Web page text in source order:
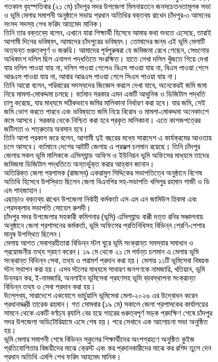
গতকাল বৃহস্পতিবার (২১ মে) চাঁদপুর সদর উপজেলা মিলনায়তনে জনসচেতনতামূলক সভা
ও ভূমি মেলার সমাপনী অনুষ্ঠানে সভায় প্রধান অতিথির বক্তব্য রাখেন চাঁদপুর-৩ আসনের
সংসদ সদস্য শেখ ফরিদ আহমেদ মানিক।
তিনি তার বক্তব্যে বলেন, এখানে যারা শিক্ষার্থী হিসেবে আমার কথা শুনতে এসেছে, তারাই
আগামী দিনের ভবিষ্যৎ, আমাদের চাঁদপুরের ভবিষ্যৎ। তোমাদের জন্য এই ভূমি মেলাটি
অত্যন্ত গুরুত্বপূর্ণ ও জরুরি। আমাদের পূর্বপুরুষরা যে জমিজমা রেখে গেছেন, সেগুলোর
অধিকাংশ দলিল ছিল এনালগ পদ্ধতিতে সংরক্ষিত। হাতে লেখা দলিল খুঁজতে গিয়ে দেখা
যায় দলিল পাওয়া যায় না, দলিল পাওয়া গেলেও বিএস পাওয়া যায় না, বিএস পাওয়া গেলে
আরএস পাওয়া যায় না, আবার আরএস পাওয়া গেলে সিএস পাওয়া যায় না।
তিনি আরো বলেন, পরিবারের সদস্যদের জিজ্ঞেস করলে দেখা যাবে, অনেকেরই জমি জমা
নিয়ে মামলা-মোকদ্দমা চলছে। বর্তমান সরকার এমন একটি আধুনিক ও ডিজিটাল পদ্ধতি
চালু করেছে, যার মাধ্যমে সঠিকভাবে জমির মালিকানা নির্ধারণ করা হবে। যার জমি, সেই
জমি ভোগ করতে পারবে এবং ভবিষ্যতে জমি নিয়ে বিরোধ ও মামলা-মোকদ্দমা অনেকাংশে
কমে আসবে। সরকার থেকে নিশ্চিত করা হবে প্রকৃত মালিকানা। এতে কাগজপত্রের
জটিলতা ও শত্রুতার অবসান হবে।
তিনি আশা প্রকাশ করে বলেন, আগামী দুই বছরের মধ্যে সারাদেশ এ কার্যক্রমের আওতায়
চলে আসবে। বর্তমানে দেশের আটটি জেলায় এ প্রকল্প চলমান রয়েছে। তিনি চাঁদপুর
জেলার সকল ভূমি মালিককে এসিল্যান্ড অফিস ও ইউনিয়ন ভূমি অফিসের মাধ্যমে তাদের
জমিজমা ডিজিটাল পদ্ধতিতে অন্তর্ভুক্ত করার আহ্বান জানান।
অতিরিক্ত জেলা প্রশাসক (রাজস্ব) একরামুল সিদ্দিকের সভাপতিত্বে অনুষ্ঠানে বিশেষ
অতিথি হিসেবে উপস্থিত ছিলেন জেলা বিএনপির সহ-সভাপতি খলিলুর রহমান গাজী ও ডি
এম শাহজাহান।
এছাড়াও বক্তব্য রাখেন উপজেলা নির্বাহী কর্মকর্তা এস এম এন জামিউল হিকমা এবং
প্রেসক্লাব সভাপতি সোহেল রুশদী।
চাঁদপুর সদর উপজেলার সহকারী কমিশনার (ভূমি) এসিল্যান্ড বাপ্পী দত্ত রনির সঞ্চালনায়
অনুষ্ঠানে জেলা প্রশাসনের কর্মকর্তা, ভূমি অফিসের প্রতিনিধিসহ বিভিন্ন শ্রেণি-পেশার
মানুষ উপস্থিত ছিলেন।
মেলায় আগত সেবাগ্রহীতারা বিভিন্ন স্টল ঘুরে ভূমি সংক্রান্ত সমস্যার সমাধান ও
প্রয়োজনীয় তথ্য গ্রহণ করেন। ১৯ মে থেকে ২১ মে পর্যন্ত চলমান এ মেলায় ভূমি
সংক্রান্ত বিভিন্ন সেবা, তথ্য ও পরামর্শ প্রদান করা হয়। মেলায় ১১টি ভূমিসেবা বিষয়ক
স্টল স্থাপন করা হয়। এসব স্টলের মাধ্যমে সাধারণ জনগণকে নামজারি, খতিয়ান, ভূমি
উন্নয়ন কর, ই-নামজারি, অনলাইন ভূমিসেবা গ্রহণসহ ভূমি ব্যবস্থাপনা সংক্রান্ত
বিভিন্ন তথ্য ও সেবা প্রদান করা হয়।
উল্লেখ্য, সারাদেশে একযোগে ভার্চুয়ালি ভূমিসেবা মেলা-২০২৬ এর উদ্বোধন করেন
প্রধানমন্ত্রী তারেক রহমান। গত সোমবার (১৯ মে) সকালে জেলা প্রশাসকের কার্যালয়ের
সামনে থেকে একটি বর্ণাঢ্য র‌্যালি বের হয়ে শহরের গুরুত্বপূর্ণ সড়ক প্রদক্ষিণ শেষে চাঁদপুর
সদর উপজেলা অডিটোরিয়ামে এসে শেষ হয়। পরে সেখানে এক আলোচনা সভা অনুষ্ঠিত
হয়।
ভূমি মেলার সমাপনী শেষে বিভিন্ন স্কুলের শিক্ষার্থীদের অংশগ্রহণে অনুষ্ঠিত কুইজ
প্রতিযোগিতার বিজয়ীদের মাঝে ক্রেস্ট এবং কর প্রদানকারীদের মাঝে কর রশিদ তুলে দেন
প্রধান অতিথি এমপি শেখ ফরিদ আহমেদ মানিক।